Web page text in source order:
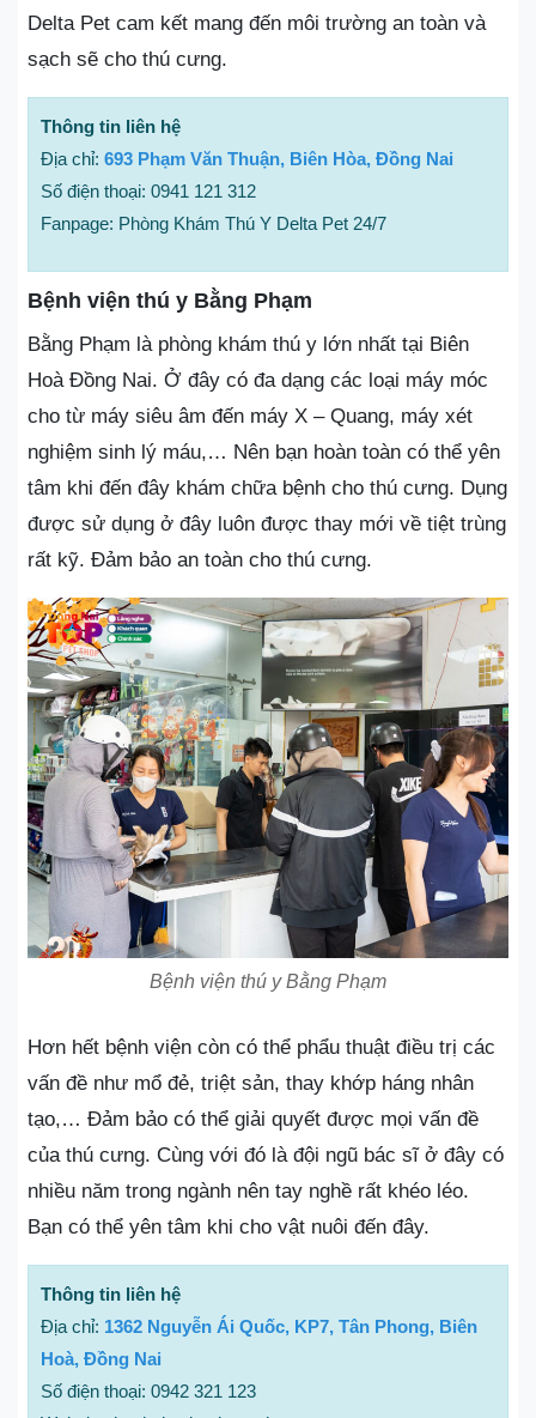
Delta Pet cam kết mang đến môi trường an toàn và
sạch sẽ cho thú cưng.
Thông tin liên hệ
Địa chỉ: 693 Phạm Văn Thuận, Biên Hòa, Đồng Nai
Số điện thoại: 0941 121 312
Fanpage: Phòng Khám Thú Y Delta Pet 24/7
Bệnh viện thú y Bằng Phạm
Bằng Phạm là phòng khám thú y lớn nhất tại Biên
Hoà Đồng Nai. Ở đây có đa dạng các loại máy móc
cho từ máy siêu âm đến máy X – Quang, máy xét
nghiệm sinh lý máu,… Nên bạn hoàn toàn có thể yên
tâm khi đến đây khám chữa bệnh cho thú cưng. Dụng
được sử dụng ở đây luôn được thay mới về tiệt trùng
rất kỹ. Đảm bảo an toàn cho thú cưng.
Bệnh viện thú y Bằng Phạm
Hơn hết bệnh viện còn có thể phẩu thuật điều trị các
vấn đề như mổ đẻ, triệt sản, thay khớp háng nhân
tạo,… Đảm bảo có thể giải quyết được mọi vấn đề
của thú cưng. Cùng với đó là đội ngũ bác sĩ ở đây có
nhiều năm trong ngành nên tay nghề rất khéo léo.
Bạn có thể yên tâm khi cho vật nuôi đến đây.
Thông tin liên hệ
Địa chỉ: 1362 Nguyễn Ái Quốc, KP7, Tân Phong, Biên
Hoà, Đồng Nai
Số điện thoại: 0942 321 123